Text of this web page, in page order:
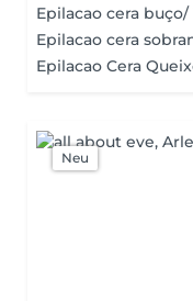
Epilacao cera
Epilacao cera
Epilacao Cera
Neu